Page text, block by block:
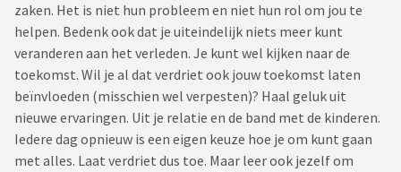
zaken. Het is niet hun probleem en niet hun rol om jou te
helpen. Bedenk ook dat je uiteindelijk niets meer kunt
veranderen aan het verleden. Je kunt wel kijken naar de
toekomst. Wil je al dat verdriet ook jouw toekomst laten
beïnvloeden (misschien wel verpesten)? Haal geluk uit
nieuwe ervaringen. Uit je relatie en de band met de kinderen.
Iedere dag opnieuw is een eigen keuze hoe je om kunt gaan
met alles. Laat verdriet dus toe. Maar leer ook jezelf om